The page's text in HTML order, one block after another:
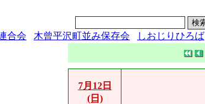
合会 木曾平沢町並み保存会 しおじりひろば
7月12日
(日)